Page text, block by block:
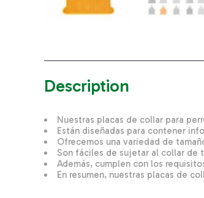
Description
Nuestras placas de collar para
Están diseñadas para contener
Ofrecemos una variedad de
Son fáciles de sujetar al collar de
Además, cumplen con los
En resumen, nuestras placas de